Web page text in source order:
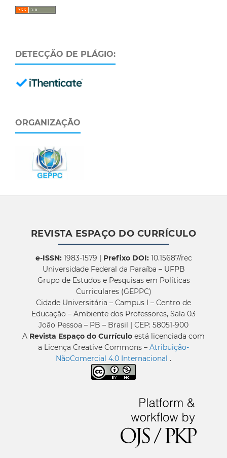
DETECÇÃO DE PLÁGIO:
ORGANIZAÇÃO
REVISTA ESPAÇO DO CURRÍCULO
e-ISSN:1983-1579 | Prefixo DOI:10.15687/rec
Universidade Federal da Paraíba – UFPB
Grupo de Estudos e Pesquisas em Políticas
Curriculares (GEPPC)
Cidade Universitária – Campus I – Centro de
Educação – Ambiente dos Professores, Sala 03
João Pessoa – PB – Brasil | CEP: 58051-900
A Revista Espaço do Currículo está licenciada com
a Licença Creative Commons – Atribuição-
NãoComercial 4.0 Internacional .